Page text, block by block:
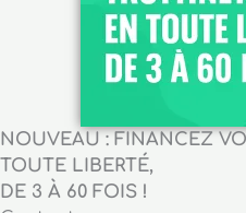
NOUVEAU : FINANCEZ
TOUTE LIBERTÉ,
DE 3 À 60 FOIS !